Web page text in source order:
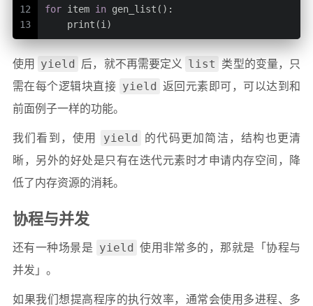
12
13
for item in gen_list():
    print(i)
使用 yield 后，就不再需要定义 list
类型的变量，只
需在每个逻辑块直接
yield
返回元素即可，可以达到和
前面例子一样的功能。
我们看到，使用 yield
的代码更加简洁，结构也更清
晰，另外的好处是只有在迭代元素时才申请内存空间，降
低了内存资源的消耗。
协程与并发
还有一种场景是 yield
使用非常多的，那就是「协程与
并发」。
如果我们想提高程序的执行效率，通常会使用多进程、多